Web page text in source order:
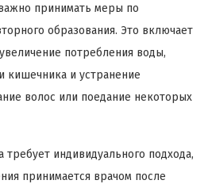
принимать меры по
образования. Это включает
потребления воды,
кишечника и устранение
волос или поедание некоторых
требует индивидуального подхода,
принимается врачом после